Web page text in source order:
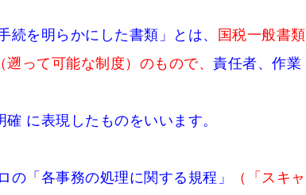
らかにした書類」とは、 国税一般書類
って可能な制度）のもので、 責任者、作業
現したものをいいます。
の「各事務の処理に関する規程」
（「スキャ